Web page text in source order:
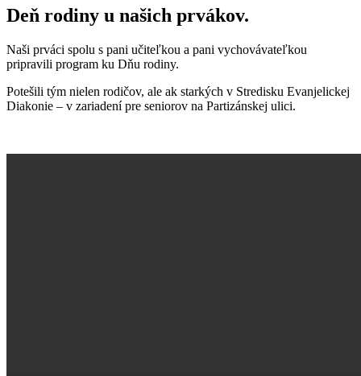
Deň rodiny u našich prvákov.
Naši prváci spolu s pani učiteľkou a pani vychovávateľkou
pripravili program ku Dňu rodiny.
Potešili tým nielen rodičov, ale ak starkých v Stredisku Evanjelickej
Diakonie – v zariadení pre seniorov na Partizánskej ulici.